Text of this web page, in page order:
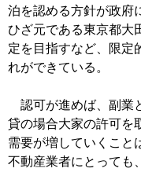
泊を認める方針が政府
ひざ元である東京都大
定を目指すなど、限定
れができている。
認可が進めば、副業
貸の場合大家の許可を
需要が増していくこと
不動産業者にとっても